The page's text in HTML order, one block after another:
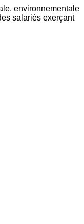
environnementale
salariés exerçant